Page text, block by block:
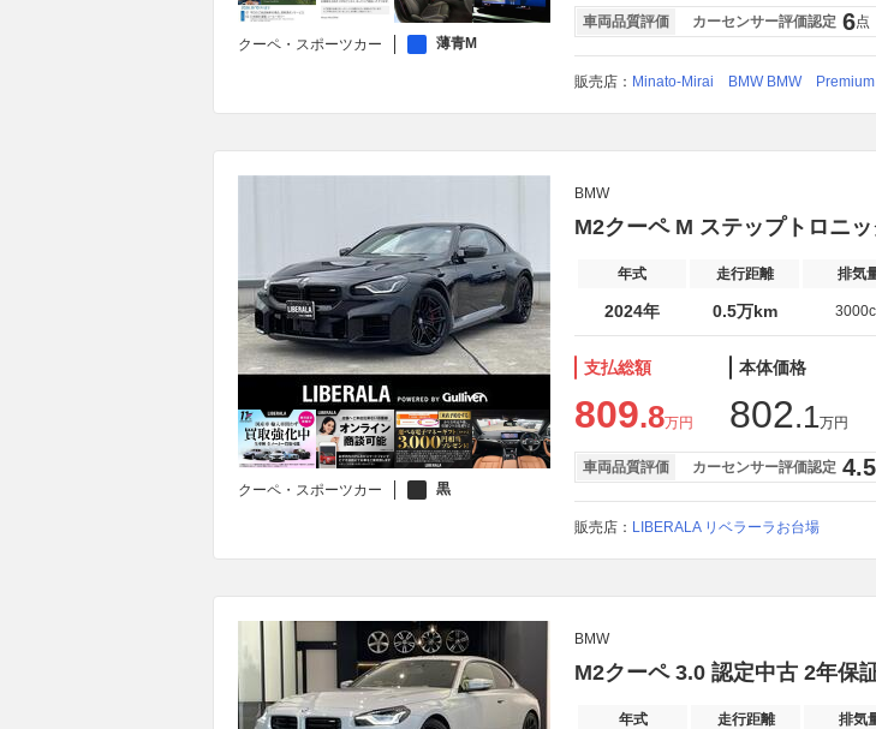
クーペ・スポーツカー 薄青M
車両品質評価 カーセンサー評価認定 6点
販売店： Minato-Mirai BMW BMW
クーペ・スポーツカー 黒
BMW
M2クーペ M ステップトロニ
年式 走行距離 排気
2024年 0.5万km
支払総額
809.8万円
本体価格
802.1万円
車両品質評価 カーセンサー評価認定 4.5
販売店： LIBERALA リベラーラお台場
BMW
M2クーペ 3.0 認定中古 2年保
年式 走行距離 排気